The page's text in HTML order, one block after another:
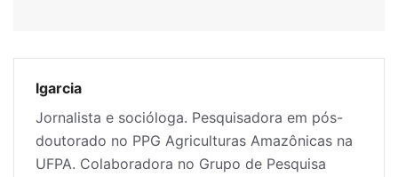
lgarcia
Jornalista e socióloga. Pesquisadora em pós-
doutorado no PPG Agriculturas Amazônicas na
UFPA. Colaboradora no Grupo de Pesquisa